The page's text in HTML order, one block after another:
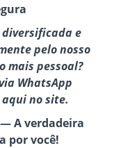
diversificada e
pelo nosso
mais pessoal?
WhatsApp
no site.
A verdadeira
por você!